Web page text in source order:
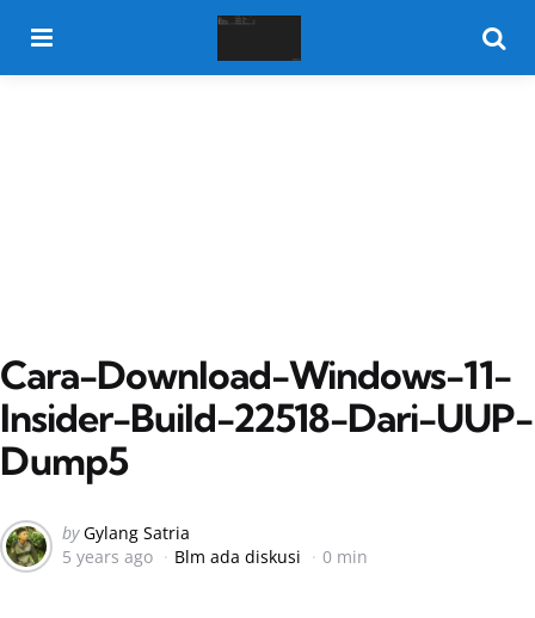
Cara-Download-Windows-11-
Insider-Build-22518-Dari-UUP-
Dump5
Posted
by
by Gylang Satria
5 years ago
Blm ada diskusi 0 min